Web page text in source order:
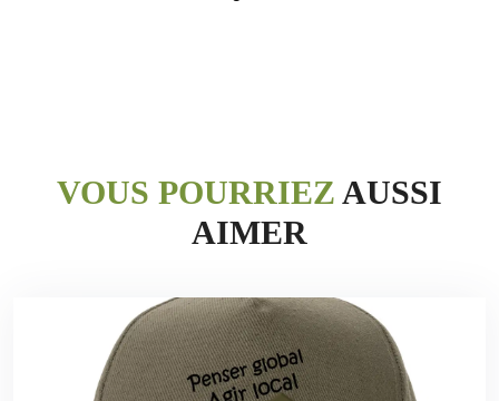
VOUS POURRIEZ AUSSI
AIMER